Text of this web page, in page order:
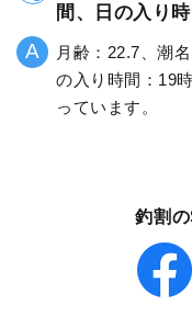
間、日の入り
月齢：22.7、潮
の入り時間：19
っています。
釣割